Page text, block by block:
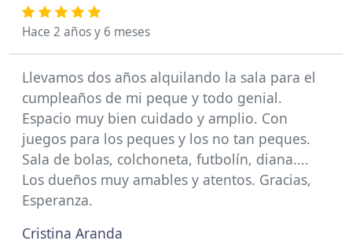
Hace 2 años y 6 meses
Llevamos dos años alquilando la sala para el
cumpleaños de mi peque y todo genial.
Espacio muy bien cuidado y amplio. Con
juegos para los peques y los no tan peques.
Sala de bolas, colchoneta, futbolín, diana....
Los dueños muy amables y atentos. Gracias,
Esperanza.
Cristina Aranda